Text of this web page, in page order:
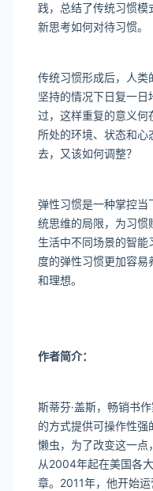
践，总结了传统习惯
新思考如何对待习惯。
传统习惯形成后，人类
坚持的情况下日复一
过，这样重复的意义何
所处的环境、状态和
去，又该如何调整？
弹性习惯是一种掌控当
统思维的局限，为习惯
生活中不同场景的智
度的弹性习惯更加容
和理想。
作者简介：
斯蒂芬·盖斯，畅销书
的方式提供可操作性
懒虫，为了改变这一点
从2004年起在美国各
章。2011年，他开始